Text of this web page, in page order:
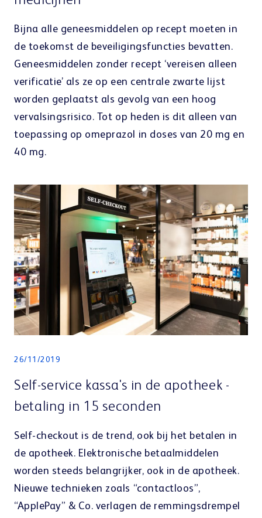
Bijna alle geneesmiddelen op recept moeten in
de toekomst de beveiligingsfuncties bevatten.
Geneesmiddelen zonder recept ‘vereisen alleen
verificatie’ als ze op een centrale zwarte lijst
worden geplaatst als gevolg van een hoog
vervalsingsrisico. Tot op heden is dit alleen van
toepassing op omeprazol in doses van 20 mg en
40 mg.
26/11/2019
Self-service kassa's in de apotheek -
betaling in 15 seconden
Self-checkout is de trend, ook bij het betalen in
de apotheek. Elektronische betaalmiddelen
worden steeds belangrijker, ook in de apotheek.
Nieuwe technieken zoals “contactloos”,
“ApplePay” & Co. verlagen de remmingsdrempel